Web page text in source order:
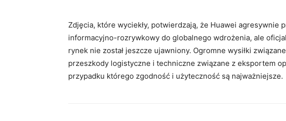
Zdjęcia, które wyciekły, potwierdzają, że Huawei agresywnie
informacyjno-rozrywkowy do globalnego wdrożenia, ale
rynek nie został jeszcze ujawniony. Ogromne wysiłki
przeszkody logistyczne i techniczne związane z eksportem
przypadku którego zgodność i użyteczność są najważniejsze.